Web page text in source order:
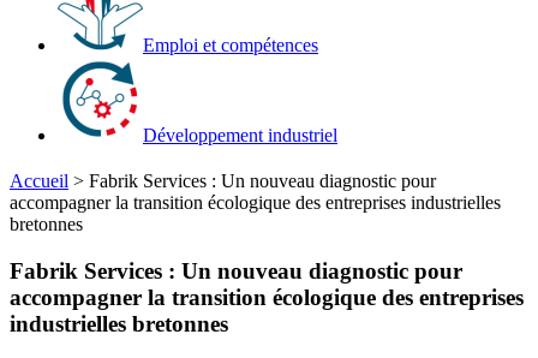
Emploi et compétences
Développement industriel
Accueil > Fabrik Services : Un nouveau diagnostic pour
accompagner la transition écologique des entreprises industrielles
bretonnes
Fabrik Services : Un nouveau diagnostic pour
accompagner la transition écologique des entreprises
industrielles bretonnes